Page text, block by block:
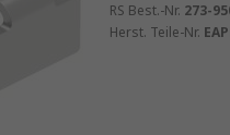
für die Funktionalität
bei der der
denen eine schnelle
RS Best.-Nr. 273-
Herst. Teile-Nr.